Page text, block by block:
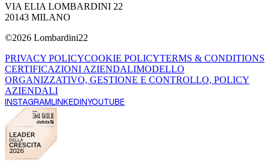
VIA ELIA LOMBARDINI 22
20143 MILANO
©2026 Lombardini22
PRIVACY POLICYCOOKIE POLICYTERMS & CONDITIONS
CERTIFICAZIONI AZIENDALIMODELLO
ORGANIZZATIVO, GESTIONE E CONTROLLO, POLICY
AZIENDALI
INSTAGRAMLINKEDINYOUTUBE